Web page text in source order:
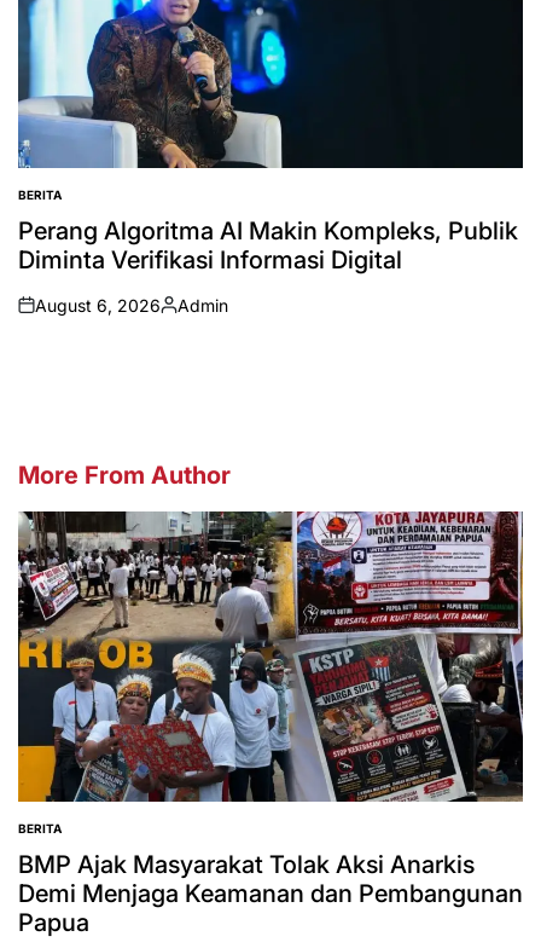
POSTED
IN
BERITA
Perang Algoritma AI Makin Kompleks, Publik
Diminta Verifikasi Informasi Digital
on
August 6, 2026
Posted
Admin
More From Author
POSTED
IN
BERITA
BMP Ajak Masyarakat Tolak Aksi Anarkis
Demi Menjaga Keamanan dan Pembangunan
Papua